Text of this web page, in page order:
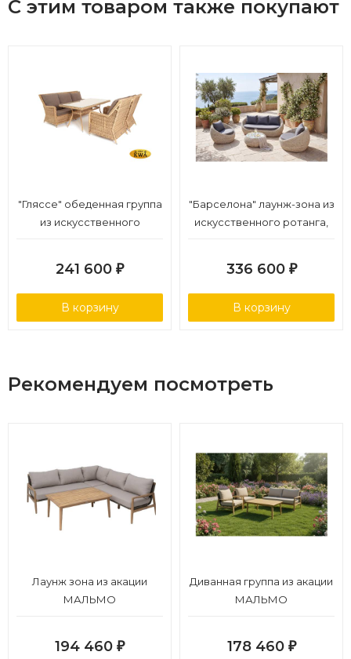
Гарантийный срок: 18 месяцев.
С этим товаром также покупают
"Гляссе" обеденная группа
из искусственного
241 600 ₽
В корзину
"Барселона" лаунж-зона из
искусственного ротанга,
336 600 ₽
В корзину
Рекомендуем посмотреть
Лаунж зона из акации
МАЛЬМО
194 460 ₽
Диванная группа из акации
МАЛЬМО
178 460 ₽